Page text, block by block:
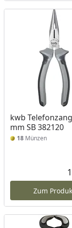
kwb
mm SB 382120
18 Münzen
Zum